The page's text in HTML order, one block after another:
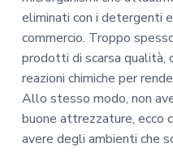
eliminati con i detergenti
commercio. Troppo
prodotti di scarsa qualità,
reazioni chimiche per
Allo stesso modo, non
buone attrezzature, ecco
avere degli ambienti che